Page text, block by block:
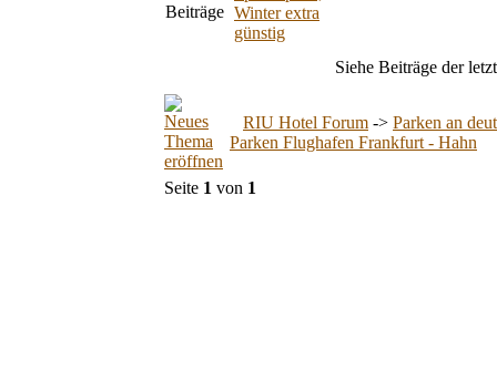
Winter extra
günstig
Siehe Beiträge der
RIU Hotel Forum -> Parken an
Parken Flughafen Frankfurt - Hahn
Seite 1 von 1